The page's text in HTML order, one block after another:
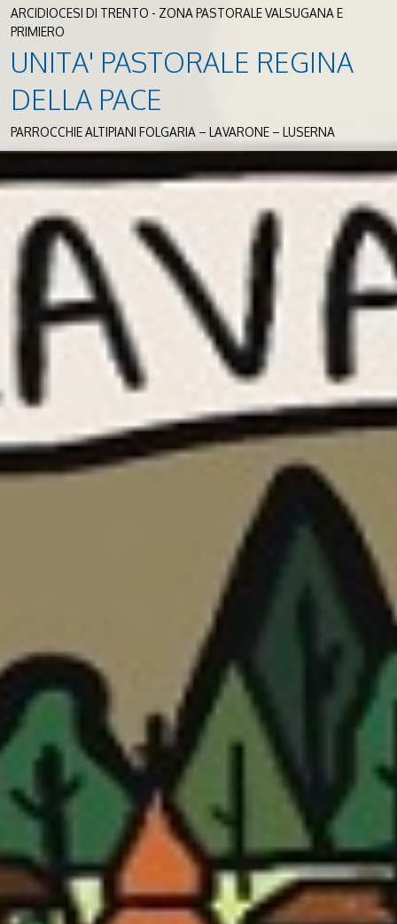
ARCIDIOCESI DI TRENTO - ZONA PASTORALE VALSUGANA E
PRIMIERO
UNITA' PASTORALE REGINA
DELLA PACE
PARROCCHIE ALTIPIANI FOLGARIA – LAVARONE – LUSERNA